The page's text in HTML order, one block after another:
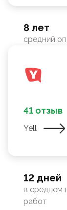
8 лет
средний
41 отзыв
Yell
12 дней
в среднем
работ